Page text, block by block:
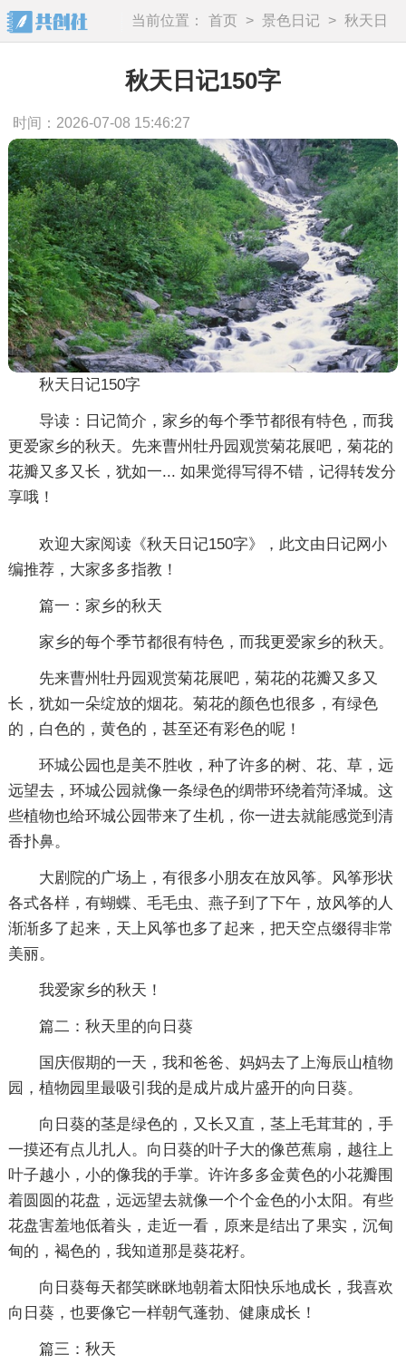
当前位置： 首页 > 景色日记 > 秋天日
记
秋天日记150字
时间：2026-07-08 15:46:27
秋天日记150字
导读： 日记简介，家乡的每个季节都很有特色，而我
更爱家乡的秋天。先来曹州牡丹园观赏菊花展吧，菊花的
花瓣又多又长，犹如一... 如果觉得写得不错，记得转发分
享哦！
欢迎大家阅读《秋天日记150字》，此文由日记网小
编推荐，大家多多指教！
篇一：家乡的秋天
家乡的每个季节都很有特色，而我更爱家乡的秋天。
先来曹州牡丹园观赏菊花展吧，菊花的花瓣又多又
长，犹如一朵绽放的烟花。菊花的颜色也很多，有绿色
的，白色的，黄色的，甚至还有彩色的呢！
环城公园也是美不胜收，种了许多的树、花、草，远
远望去，环城公园就像一条绿色的绸带环绕着菏泽城。这
些植物也给环城公园带来了生机，你一进去就能感觉到清
香扑鼻。
大剧院的广场上，有很多小朋友在放风筝。风筝形状
各式各样，有蝴蝶、毛毛虫、燕子到了下午，放风筝的人
渐渐多了起来，天上风筝也多了起来，把天空点缀得非常
美丽。
我爱家乡的秋天！
篇二：秋天里的向日葵
国庆假期的一天，我和爸爸、妈妈去了上海辰山植物
园，植物园里最吸引我的是成片成片盛开的向日葵。
向日葵的茎是绿色的，又长又直，茎上毛茸茸的，手
一摸还有点儿扎人。向日葵的叶子大的像芭蕉扇，越往上
叶子越小，小的像我的手掌。许许多多金黄色的小花瓣围
着圆圆的花盘，远远望去就像一个个金色的小太阳。有些
花盘害羞地低着头，走近一看，原来是结出了果实，沉甸
甸的，褐色的，我知道那是葵花籽。
向日葵每天都笑眯眯地朝着太阳快乐地成长，我喜欢
向日葵，也要像它一样朝气蓬勃、健康成长！
篇三：秋天